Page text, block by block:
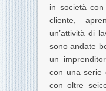
in società
cliente,
un’attività di
sono andate
un
con una serie
con oltre